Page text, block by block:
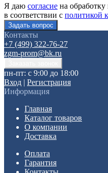
Я даю согласие на
в соответствии с политикой
Контакты
+7 (499) 322-76-27
zgm-prom@bk.ru
пн-пт: с 9:00 до 18:00
Вход | Регистрация
Информация
Главная
Каталог товаров
О компании
Доставка
Оплата
Гарантия